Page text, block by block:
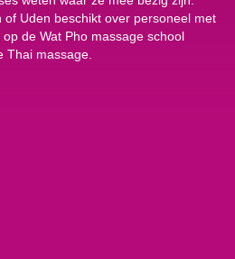
of Uden beschikt over personeel met
de Wat Pho massage school
Thai massage.